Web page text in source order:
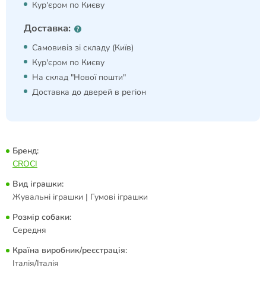
Кур'єром по Києву
Доставка:
Самовивіз зі складу (Київ)
Кур'єром по Києву
На склад "Нової пошти"
Доставка до дверей в регіон
Бренд:
CROCI
Вид іграшки:
Жувальні іграшки | Гумові іграшки
Розмір собаки:
Середня
Країна виробник/реєстрація:
Італія/Італія